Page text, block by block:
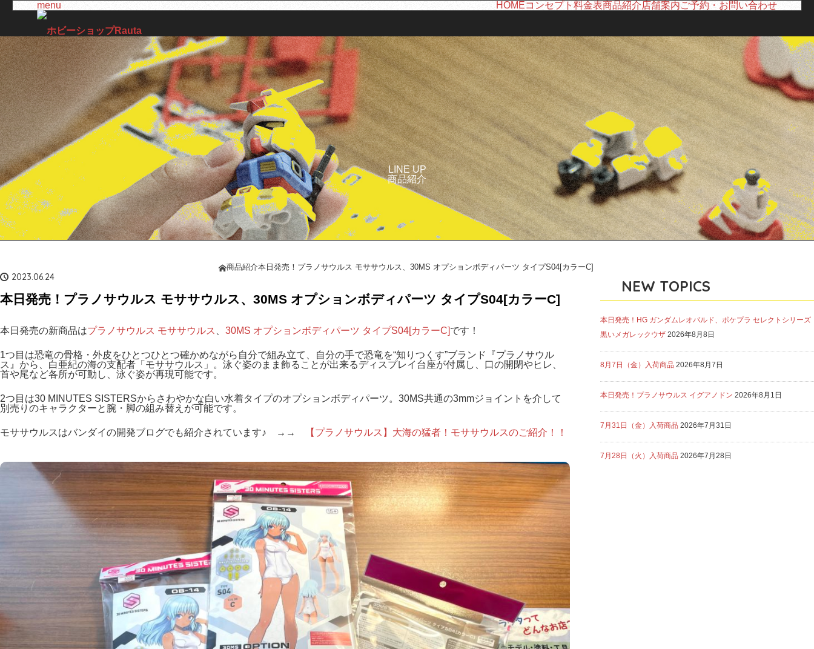
menu HOMEコンセプト 料金表商品紹介店舗案内ご予約・お問い合わせ
LINE UP
商品紹介
ホーム
商品紹介本日発売！プラノサウルス モササウルス、30MS オプションボディパーツ タイプS04[カラーC]
2023.06.24
本日発売！プラノサウルス モササウルス、30MS オプションボディパーツ タイプS04[カラーC]
本日発売の新商品はプラノサウルス モササウルス 30MS オプションボディパーツ タイプS04[カラーC]です！
1つ目は恐竜の骨格・外皮をひとつひとつ確かめながら自分で組み立て、自分の手で恐竜を“知りつくす”ブランド『プラノサウル
ス』から、白亜紀の海の支配者「モササウルス」。泳ぐ姿のまま飾ることが出来るディスプレイ台座が付属し、口の開閉やヒレ、
首や尾など各所が可動し、泳ぐ姿が再現可能です。
2つ目は30 MINUTES SISTERSからさわやかな白い水着タイプのオプションボディパーツ。30MS共通の3mmジョイントを介して
別売りのキャラクターと腕・脚の組み替えが可能です。
モササウルスはバンダイの開発ブログでも紹介されています♪ →→ 【プラノサウルス】大海の猛者！モササウルスのご紹介！！
NEW TOPICS
本日発売！HG ガンダムレオパルド、ポケプラ セレクトシリーズ
黒いメガレックウザ 2026年8月8日
8月7日（金）入荷商品 2026年8月7日
本日発売！プラノサウルス イグアノドン 2026年8月1日
7月31日（金）入荷商品 2026年7月31日
7月28日（火）入荷商品 2026年7月28日